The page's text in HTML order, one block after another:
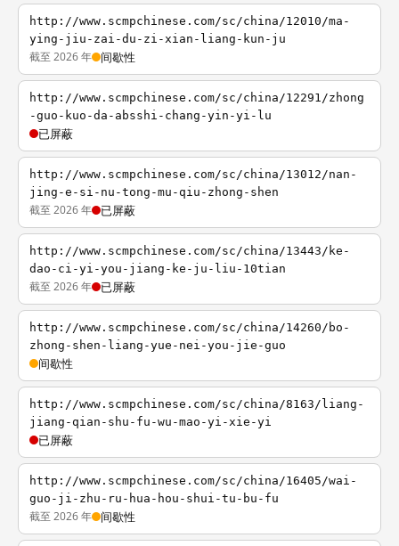
http://www.scmpchinese.com/sc/china/12010/ma-
ying-jiu-zai-du-zi-xian-liang-kun-ju
截至 2026 年 间歇性
http://www.scmpchinese.com/sc/china/12291/zhong
-guo-kuo-da-absshi-chang-yin-yi-lu
已屏蔽
http://www.scmpchinese.com/sc/china/13012/nan-
jing-e-si-nu-tong-mu-qiu-zhong-shen
截至 2026 年 已屏蔽
http://www.scmpchinese.com/sc/china/13443/ke-
dao-ci-yi-you-jiang-ke-ju-liu-10tian
截至 2026 年 已屏蔽
http://www.scmpchinese.com/sc/china/14260/bo-
zhong-shen-liang-yue-nei-you-jie-guo
间歇性
http://www.scmpchinese.com/sc/china/8163/liang-
jiang-qian-shu-fu-wu-mao-yi-xie-yi
已屏蔽
http://www.scmpchinese.com/sc/china/16405/wai-
guo-ji-zhu-ru-hua-hou-shui-tu-bu-fu
截至 2026 年 间歇性